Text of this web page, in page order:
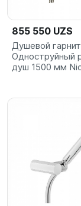
855 550 UZS
Душевой
Одноструйный
душ 1500 мм